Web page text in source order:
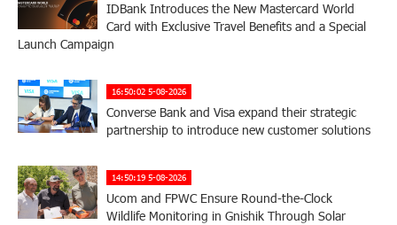
IDBank Introduces the New Mastercard World
Card with Exclusive Travel Benefits and a Special
Launch Campaign
16:50:02 5-08-2026
Converse Bank and Visa expand their strategic
partnership to introduce new customer solutions
14:50:19 5-08-2026
Ucom and FPWC Ensure Round-the-Clock
Wildlife Monitoring in Gnishik Through Solar